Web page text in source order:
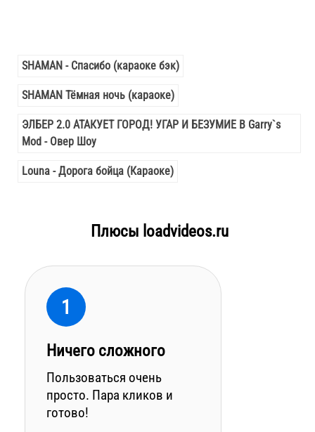
SHAMAN - Спасибо (караоке бэк)
SHAMAN Тёмная ночь (караоке)
ЭЛБЕР 2.0 АТАКУЕТ ГОРОД! УГАР И БЕЗУМИЕ В Garry`s
Mod - Овер Шоу
Louna - Дорога бойца (Караоке)
Плюсы loadvideos.ru
1
Ничего сложного
Пользоваться очень
просто. Пара кликов и
готово!